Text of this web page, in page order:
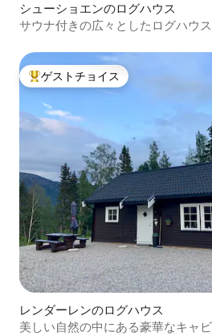
シューショエンのログハウス
サウナ付きの広々としたログハウス
大好評のゲストチョイスです。
ゲストチョイス
レンダーレンのログハウス
美しい自然の中にある豪華なキャ